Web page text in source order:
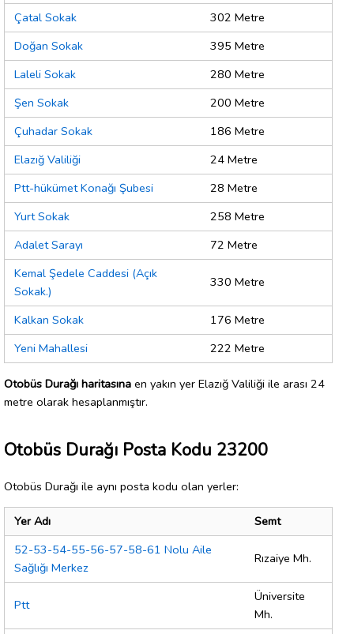
Çatal Sokak
302 Metre
Doğan Sokak
395 Metre
Laleli Sokak
280 Metre
Şen Sokak
200 Metre
Çuhadar Sokak
186 Metre
Elazığ Valiliği
24 Metre
Ptt-hükümet Konağı Şubesi
28 Metre
Yurt Sokak
258 Metre
Adalet Sarayı
72 Metre
Kemal Şedele Caddesi (Açık
Sokak.)
330 Metre
Kalkan Sokak
176 Metre
Yeni Mahallesi
222 Metre
Otobüs Durağı haritasına en yakın yer Elazığ Valiliği ile arası 24
metre olarak hesaplanmıştır.
Otobüs Durağı Posta Kodu 23200
Otobüs Durağı ile aynı posta kodu olan yerler:
Yer Adı
Semt
52-53-54-55-56-57-58-61 Nolu Aile
Sağlığı Merkez
Rızaiye Mh.
Ptt
Üniversite
Mh.